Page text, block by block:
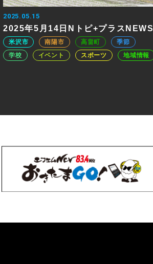
2025.05.15
2025年5月14日Nトピ+プラスNEWS
米沢市 南陽市 高畠町
季節
学校
イベント スポーツ 地域情報